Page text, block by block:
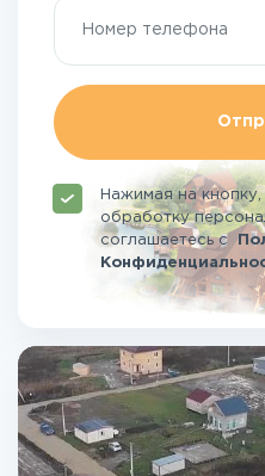
Нажимая на
обработку
соглашаетесьс